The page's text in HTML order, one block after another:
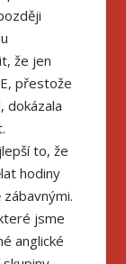
že jen
přestože
dokázala
to, že
hodiny
jsme
anglické